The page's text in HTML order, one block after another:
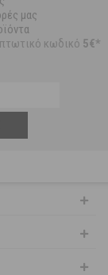
μας
κωδικό 5€*